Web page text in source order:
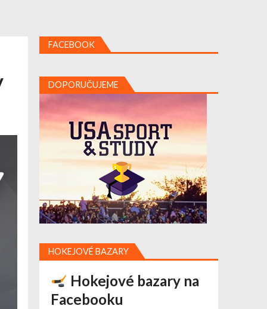
FACEBOOK
DOPORUČUJEME
HOKEJOVÉ BAZARY
Hokejové bazary na
Facebooku